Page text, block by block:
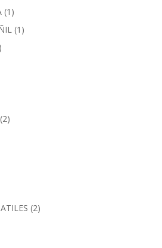
(1)
(1)
(2)
(2)